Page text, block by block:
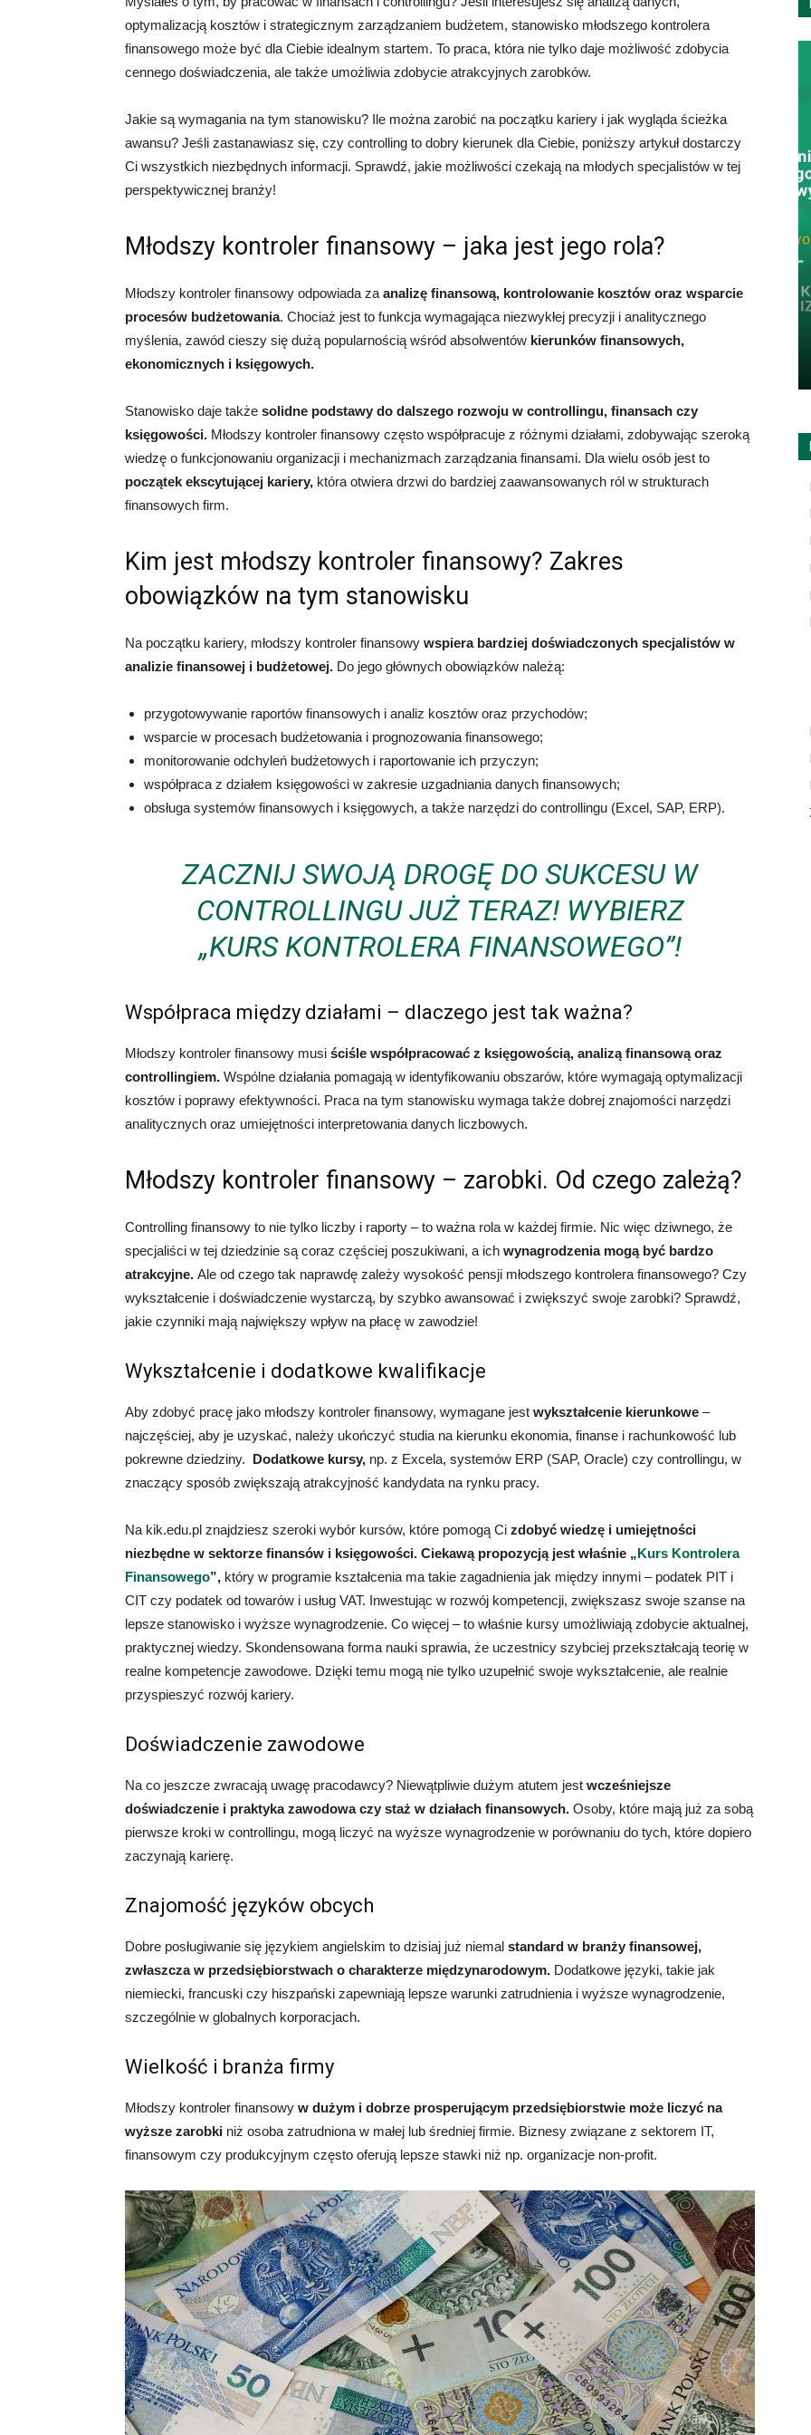
optymalizacją kosztów i strategicznym zarządzaniem budżetem, stanowisko młodszego kontrolera
finansowego może być dla Ciebie idealnym startem. To praca, która nie tylko daje możliwość zdobycia
cennego doświadczenia, ale także umożliwia zdobycie atrakcyjnych zarobków.
Jakie są wymagania na tym stanowisku? Ile można zarobić na początku kariery i jak wygląda ścieżka
awansu? Jeśli zastanawiasz się, czy controlling to dobry kierunek dla Ciebie, poniższy artykuł dostarczy
Ci wszystkich niezbędnych informacji. Sprawdź, jakie możliwości czekają na młodych specjalistów w tej
perspektywicznej branży!
Młodszy kontroler finansowy – jaka jest jego rola?
Młodszy kontroler finansowy odpowiada za analizę finansową, kontrolowanie kosztów oraz wsparcie
procesów budżetowania. Chociaż jest to funkcja wymagająca niezwykłej precyzji i analitycznego
myślenia, zawód cieszy się dużą popularnością wśród absolwentów kierunków finansowych,
ekonomicznych i księgowych.
Stanowisko daje także solidne podstawy do dalszego rozwoju w controllingu, finansach czy
księgowości. Młodszy kontroler finansowy często współpracuje z różnymi działami, zdobywając szeroką
wiedzę o funkcjonowaniu organizacji i mechanizmach zarządzania finansami. Dla wielu osób jest to
początek ekscytującej kariery, która otwiera drzwi do bardziej zaawansowanych ról w strukturach
finansowych firm.
Kim jest młodszy kontroler finansowy? Zakres
obowiązków na tym stanowisku
Na początku kariery, młodszy kontroler finansowy wspiera bardziej doświadczonych specjalistów w
analizie finansowej i budżetowej. Do jego głównych obowiązków należą:
przygotowywanie raportów finansowych i analiz kosztów oraz przychodów;
wsparcie w procesach budżetowania i prognozowania finansowego;
monitorowanie odchyleń budżetowych i raportowanie ich przyczyn;
współpraca z działem księgowości w zakresie uzgadniania danych finansowych;
obsługa systemów finansowych i księgowych, a także narzędzi do controllingu (Excel, SAP, ERP).
ZACZNIJ SWOJĄ DROGĘ DO SUKCESU W
CONTROLLINGU JUŻ TERAZ! WYBIERZ
„KURS KONTROLERA FINANSOWEGO”!
Współpraca między działami – dlaczego jest tak ważna?
Młodszy kontroler finansowy musi ściśle współpracować z księgowością, analizą finansową oraz
controllingiem. Wspólne działania pomagają w identyfikowaniu obszarów, które wymagają optymalizacji
kosztów i poprawy efektywności. Praca na tym stanowisku wymaga także dobrej znajomości narzędzi
analitycznych oraz umiejętności interpretowania danych liczbowych.
Młodszy kontroler finansowy – zarobki. Od czego zależą?
Controlling finansowy to nie tylko liczby i raporty – to ważna rola w każdej firmie. Nic więc dziwnego, że
specjaliści w tej dziedzinie są coraz częściej poszukiwani, a ich wynagrodzenia mogą być bardzo
atrakcyjne. Ale od czego tak naprawdę zależy wysokość pensji młodszego kontrolera finansowego? Czy
wykształcenie i doświadczenie wystarczą, by szybko awansować i zwiększyć swoje zarobki? Sprawdź,
jakie czynniki mają największy wpływ na płacę w zawodzie!
Wykształcenie i dodatkowe kwalifikacje
Aby zdobyć pracę jako młodszy kontroler finansowy, wymagane jest wykształcenie kierunkowe –
najczęściej, aby je uzyskać, należy ukończyć studia na kierunku ekonomia, finanse i rachunkowość lub
pokrewne dziedziny. Dodatkowe kursy, np. z Excela, systemów ERP (SAP, Oracle) czy controllingu, w
znaczący sposób zwiększają atrakcyjność kandydata na rynku pracy.
Na kik.edu.pl znajdziesz szeroki wybór kursów, które pomogą Ci zdobyć wiedzę i umiejętności
niezbędne w sektorze finansów i księgowości. Ciekawą propozycją jest właśnie „Kurs Kontrolera
Finansowego”, który w programie kształcenia ma takie zagadnienia jak między innymi – podatek PIT i
CIT czy podatek od towarów i usług VAT. Inwestując w rozwój kompetencji, zwiększasz swoje szanse na
lepsze stanowisko i wyższe wynagrodzenie. Co więcej – to właśnie kursy umożliwiają zdobycie aktualnej,
praktycznej wiedzy. Skondensowana forma nauki sprawia, że uczestnicy szybciej przekształcają teorię w
realne kompetencje zawodowe. Dzięki temu mogą nie tylko uzupełnić swoje wykształcenie, ale realnie
przyspieszyć rozwój kariery.
Doświadczenie zawodowe
Na co jeszcze zwracają uwagę pracodawcy? Niewątpliwie dużym atutem jest wcześniejsze
doświadczenie i praktyka zawodowa czy staż w działach finansowych. Osoby, które mają już za sobą
pierwsze kroki w controllingu, mogą liczyć na wyższe wynagrodzenie w porównaniu do tych, które dopiero
zaczynają karierę.
Znajomość języków obcych
Dobre posługiwanie się językiem angielskim to dzisiaj już niemal standard w branży finansowej,
zwłaszcza w przedsiębiorstwach o charakterze międzynarodowym. Dodatkowe języki, takie jak
niemiecki, francuski czy hiszpański zapewniają lepsze warunki zatrudnienia i wyższe wynagrodzenie,
szczególnie w globalnych korporacjach.
Wielkość i branża firmy
Młodszy kontroler finansowy w dużym i dobrze prosperującym przedsiębiorstwie może liczyć na
wyższe zarobki niż osoba zatrudniona w małej lub średniej firmie. Biznesy związane z sektorem IT,
finansowym czy produkcyjnym często oferują lepsze stawki niż np. organizacje non-profit.